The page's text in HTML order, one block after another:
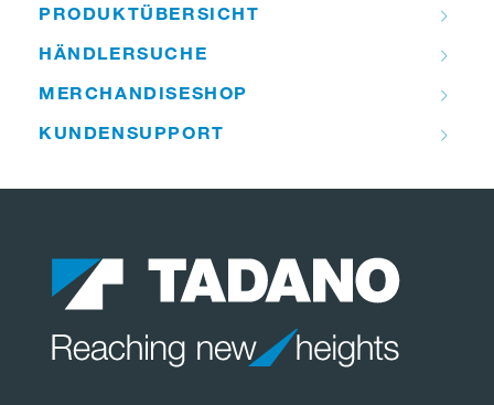
PRODUKT­ÜBERSICHT
HÄNDLER­­SUCHE
MERCHANDISE­­SHOP
KUNDEN­­SUPPORT